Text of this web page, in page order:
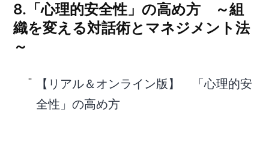
8.「心理的安全性」の高め方 ～組
織を変える対話術とマネジメント法
～
【リアル＆オンライン版】 「心理的安
全性」の高め方